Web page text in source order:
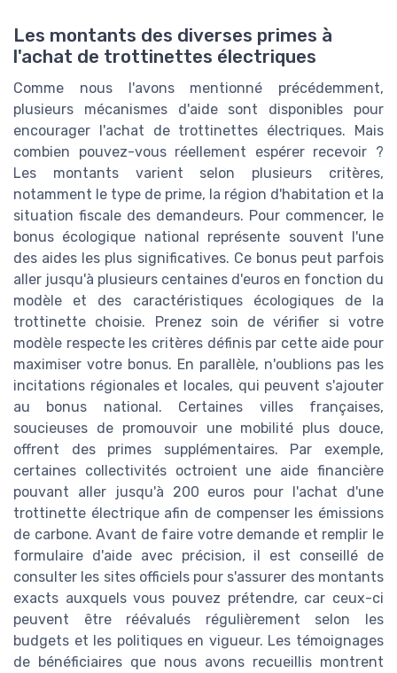
Les montants des diverses primes à
l'achat de trottinettes électriques
Comme nous l'avons mentionné précédemment,
plusieurs mécanismes d'aide sont disponibles pour
encourager l'achat de trottinettes électriques. Mais
combien pouvez-vous réellement espérer recevoir ?
Les montants varient selon plusieurs critères,
notamment le type de prime, la région d'habitation et la
situation fiscale des demandeurs. Pour commencer, le
bonus écologique national représente souvent l'une
des aides les plus significatives. Ce bonus peut parfois
aller jusqu'à plusieurs centaines d'euros en fonction du
modèle et des caractéristiques écologiques de la
trottinette choisie. Prenez soin de vérifier si votre
modèle respecte les critères définis par cette aide pour
maximiser votre bonus. En parallèle, n'oublions pas les
incitations régionales et locales, qui peuvent s'ajouter
au bonus national. Certaines villes françaises,
soucieuses de promouvoir une mobilité plus douce,
offrent des primes supplémentaires. Par exemple,
certaines collectivités octroient une aide financière
pouvant aller jusqu'à 200 euros pour l'achat d'une
trottinette électrique afin de compenser les émissions
de carbone. Avant de faire votre demande et remplir le
formulaire d'aide avec précision, il est conseillé de
consulter les sites officiels pour s'assurer des montants
exacts auxquels vous pouvez prétendre, car ceux-ci
peuvent être réévalués régulièrement selon les
budgets et les politiques en vigueur. Les témoignages
de bénéficiaires que nous avons recueillis montrent